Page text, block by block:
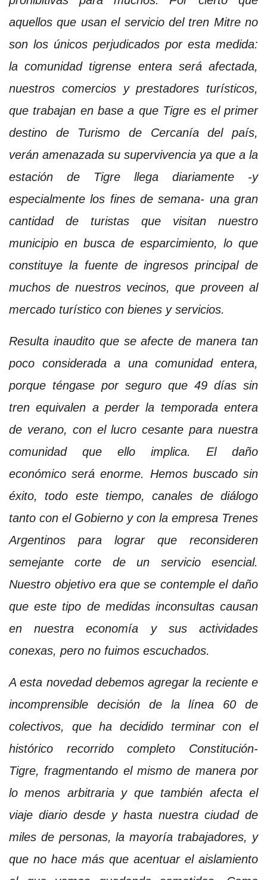
aquellos que usan el servicio del tren Mitre no
son los únicos perjudicados por esta medida:
la comunidad tigrense entera será afectada,
nuestros comercios y prestadores turísticos,
que trabajan en base a que Tigre es el primer
destino de Turismo de Cercanía del país,
verán amenazada su supervivencia ya que a la
estación de Tigre llega diariamente -y
especialmente los fines de semana- una gran
cantidad de turistas que visitan nuestro
municipio en busca de esparcimiento, lo que
constituye la fuente de ingresos principal de
muchos de nuestros vecinos, que proveen al
mercado turístico con bienes y servicios.
Resulta inaudito que se afecte de manera tan
poco considerada a una comunidad entera,
porque téngase por seguro que 49 días sin
tren equivalen a perder la temporada entera
de verano, con el lucro cesante para nuestra
comunidad que ello implica. El daño
económico será enorme. Hemos buscado sin
éxito, todo este tiempo, canales de diálogo
tanto con el Gobierno y con la empresa Trenes
Argentinos para lograr que reconsideren
semejante corte de un servicio esencial.
Nuestro objetivo era que se contemple el daño
que este tipo de medidas inconsultas causan
en nuestra economía y sus actividades
conexas, pero no fuimos escuchados.
A esta novedad debemos agregar la reciente e
incomprensible decisión de la línea 60 de
colectivos, que ha decidido terminar con el
histórico recorrido completo Constitución-
Tigre, fragmentando el mismo de manera por
lo menos arbitraria y que también afecta el
viaje diario desde y hasta nuestra ciudad de
miles de personas, la mayoría trabajadores, y
que no hace más que acentuar el aislamiento